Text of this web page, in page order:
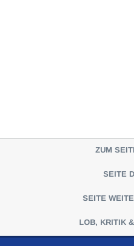
ZUM
SEITE
SEITE
LOB, KRITIK